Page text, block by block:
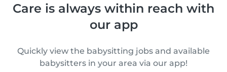
Care is always within reach with
our app
Quickly view the babysitting jobs and available
babysitters in your area via our app!